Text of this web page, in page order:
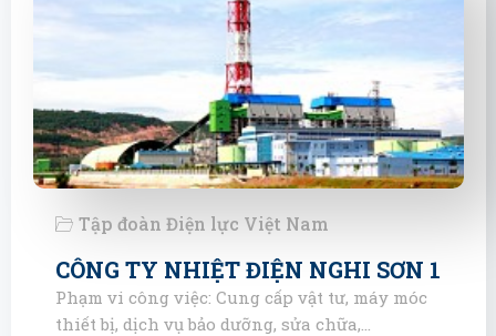
Tập đoàn Điện lực Việt Nam
CÔNG TY NHIỆT ĐIỆN NGHI SƠN 1
Phạm vi công việc: Cung cấp vật tư, máy móc
thiết bị, dịch vụ bảo dưỡng, sửa chữa,…